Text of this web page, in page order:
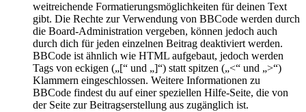
weitreichende Formatierungsmöglichkeiten für deinen Text
gibt. Die Rechte zur Verwendung von BBCode werden durch
die Board-Administration vergeben, können jedoch auch
durch dich für jeden einzelnen Beitrag deaktiviert werden.
BBCode ist ähnlich wie HTML aufgebaut, jedoch werden
Tags von eckigen („[“ und „]“) statt spitzen („<“ und „>“)
Klammern eingeschlossen. Weitere Informationen zu
BBCode findest du auf einer speziellen Hilfe-Seite, die von
der Seite zur Beitragserstellung aus zugänglich ist.